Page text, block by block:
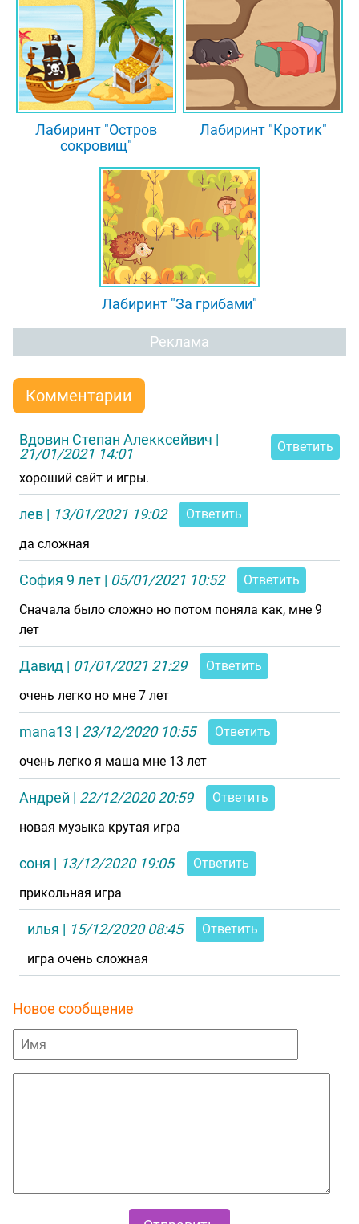
дома до аэропорта в этой путанице перекрёстков
и пальчиком либо мышкой указывай дорогу
машинке такси. Поторопись – пассажиры
начинают нервничать, ведь скоро объявят
посадку на их самолёт!
Лабиринт "Остров
сокровищ"
Лабиринт "Кротик"
Лабиринт "За грибами"
Реклама
Комментарии
Вдовин Степан Алекксейвич |
21/01/2021 14:01
Ответить
хороший сайт и игры.
лев | 13/01/2021 19:02
Ответить
да сложная
София 9 лет | 05/01/2021 10:52
Ответить
Сначала было сложно но потом поняла как, мне 9
лет
Давид | 01/01/2021 21:29
Ответить
очень легко но мне 7 лет
mana13 | 23/12/2020 10:55
Ответить
очень легко я маша мне 13 лет
Андрей | 22/12/2020 20:59
Ответить
новая музыка крутая игра
соня | 13/12/2020 19:05
Ответить
прикольная игра
илья | 15/12/2020 08:45
Ответить
игра очень сложная
Новое сообщение